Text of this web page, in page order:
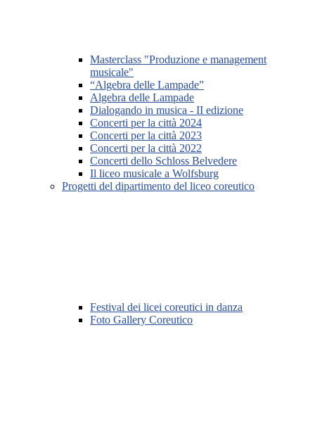
Masterclass "Produzione e management
musicale"
“Algebra delle Lampade”
Algebra delle Lampade
Dialogando in musica - II edizione
Concerti per la città 2024
Concerti per la città 2023
Concerti per la città 2022
Concerti dello Schloss Belvedere
Il liceo musicale a Wolfsburg
Progetti del dipartimento del liceo coreutico
Festival dei licei coreutici in danza
Foto Gallery Coreutico